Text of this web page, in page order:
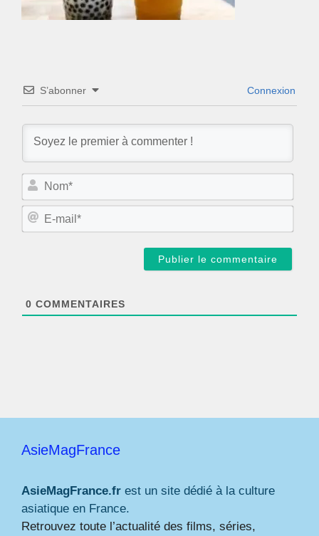
S’abonner Connexion
N
m
E
0 COMMENTAIRES
AsieMagFrance
AsieMagFrance.fr est un site dédié à la culture
asiatique en France.
Retrouvez toute l’actualité des films, séries,